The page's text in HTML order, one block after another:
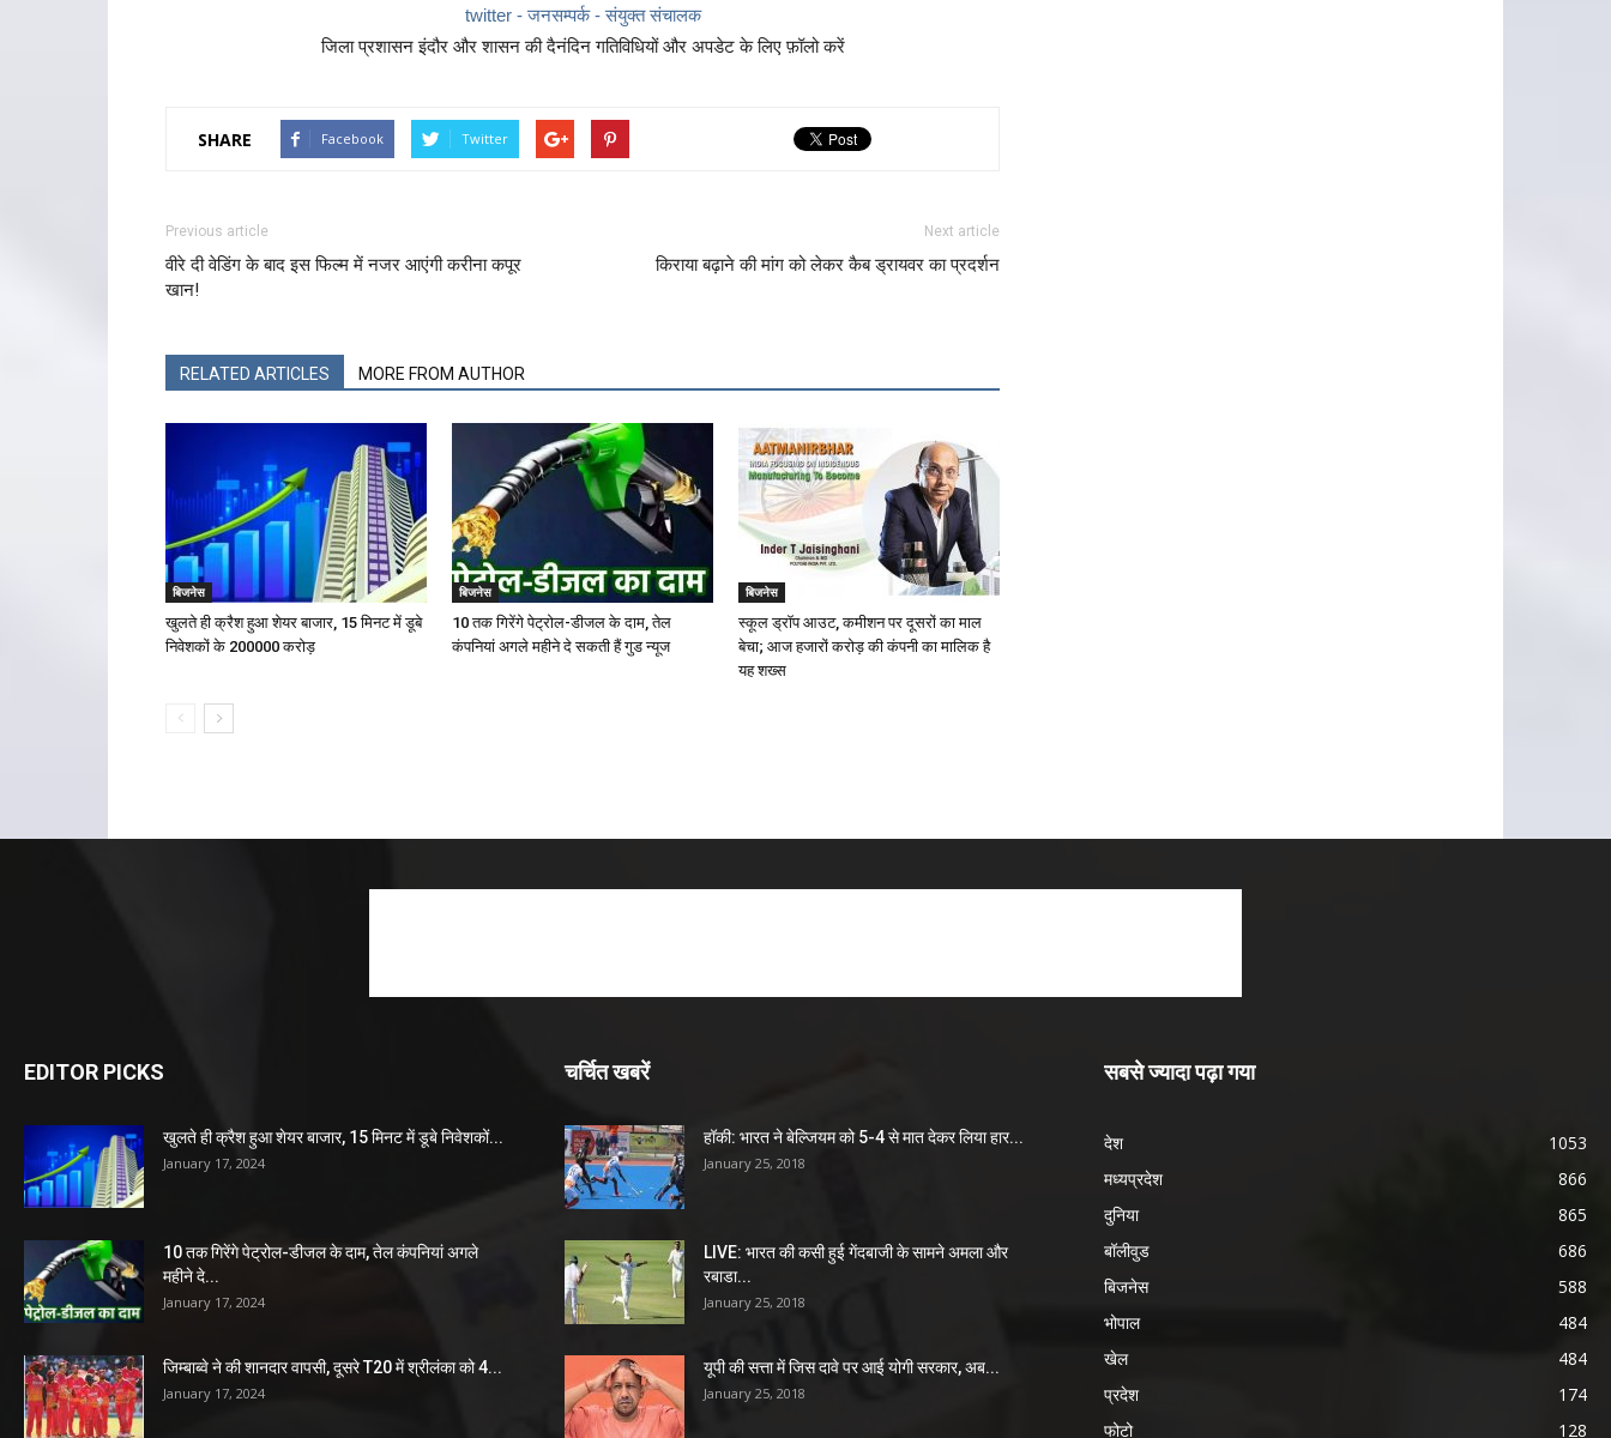
twitter - जनसम्पर्क - संयुक्त संचालक
जिला प्रशासन इंदौर और शासन की दैनंदिन गतिविधियों और अपडेट के लिए फ़ॉलो करें
SHARE Facebook Twitter
Previous article
वीरे दी वेडिंग के बाद इस फिल्म में नजर आएंगी करीना कपूर
खान!
Next article
किराया बढ़ाने की मांग को लेकर कैब ड्रायवर का प्रदर्शन
RELATED ARTICLES MORE FROM AUTHOR
बिजनेस
खुलते ही क्रैश हुआ शेयर बाजार, 15 मिनट में डूबे
निवेशकों के ₹200000 करोड़
बिजनेस
10 तक गिरेंगे पेट्रोल-डीजल के दाम, तेल
कंपनियां अगले महीने दे सकती हैं गुड न्यूज
बिजनेस
स्‍कूल ड्रॉप आउट, कमीशन पर दूसरों का माल
बेचा; आज हजारों करोड़ की कंपनी का माल‍िक है
यह शख्‍स
EDITOR PICKS
खुलते ही क्रैश हुआ शेयर बाजार, 15 मिनट में डूबे निवेशकों...
January 17, 2024
10 तक गिरेंगे पेट्रोल-डीजल के दाम, तेल कंपनियां अगले
महीने दे...
January 17, 2024
जिम्बाब्वे ने की शानदार वापसी, दूसरे T20 में श्रीलंका को 4...
January 17, 2024
चर्चित खबरें
हॉकी: भारत ने बेल्जियम को 5-4 से मात देकर लिया हार...
January 25, 2018
LIVE: भारत की कसी हुई गेंदबाजी के सामने अमला और
रबाडा...
January 25, 2018
यूपी की सत्ता में जिस दावे पर आई योगी सरकार, अब...
January 25, 2018
सबसे ज्यादा पढ़ा गया
देश
1053
मध्यप्रदेश
866
दुनिया
865
बॉलीवुड
686
बिजनेस
588
भोपाल
484
खेल
484
प्रदेश
174
फोटो
128